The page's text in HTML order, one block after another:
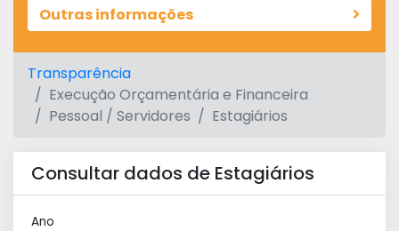
Outras informações
Transparência
Execução Orçamentária e Financeira
Pessoal / Servidores
Estagiários
Consultar dados de Estagiários
Ano